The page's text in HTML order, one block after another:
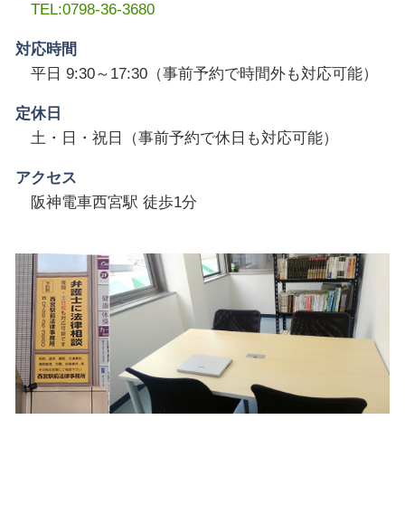
TEL:0798-36-3680
対応時間
平日 9:30～17:30（事前予約で時間外も対応可能）
定休日
土・日・祝日（事前予約で休日も対応可能）
アクセス
阪神電車西宮駅 徒歩1分